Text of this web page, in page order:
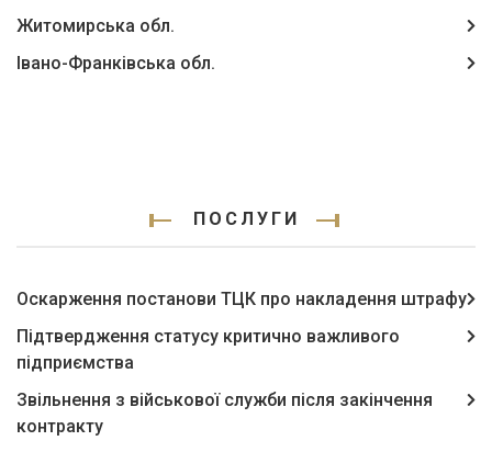
Житомирська обл.
Івано-Франківська обл.
ПОСЛУГИ
Оскарження постанови ТЦК про накладення штрафу
Підтвердження статусу критично важливого
підприємства
Звільнення з військової служби після закінчення
контракту